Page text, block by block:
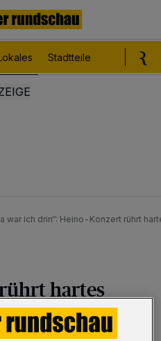
Stadtteile
war ich drin“: Heino-Konzert rührt
hartes